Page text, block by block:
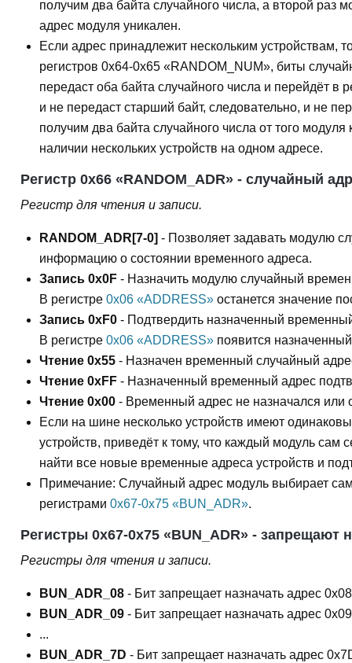
получим два байта случайного числа, а второй раз
адрес модуля уникален.
Если адрес принадлежит нескольким устройствам,
регистров 0x64-0x65 «RANDOM_NUM», биты
передаст оба байта случайного числа и перейдёт
и не передаст старший байт, следовательно, и не
получим два байта случайного числа от того
наличии нескольких устройств на одном адресе.
Регистр 0x66 «RANDOM_ADR» - случайный
Регистр для чтения и записи.
RANDOM_ADR[7-0] - Позволяет задавать модулю
информацию о состоянии временного адреса.
Запись 0x0F - Назначить модулю случайный
В регистре 0x06 «ADDRESS» останется значение
Запись 0xF0 - Подтвердить назначенный
В регистре 0x06 «ADDRESS» появится
Чтение 0x55 - Назначен временный случайный
Чтение 0xFF - Назначенный временный адрес
Чтение 0x00 - Временный адрес не назначался или
Если на шине несколько устройств имеют
устройств, приведёт к тому, что каждый модуль
найти все новые временные адреса устройств и
Примечание: Случайный адрес модуль выбирает
регистрами 0x67-0x75 «BUN_ADR».
Регистры 0x67-0x75 «BUN_ADR» - запрещают
Регистры для чтения и записи.
BUN_ADR_08 - Бит запрещает назначать адрес
BUN_ADR_09 - Бит запрещает назначать адрес
...
BUN_ADR_7D - Бит запрещает назначать адрес